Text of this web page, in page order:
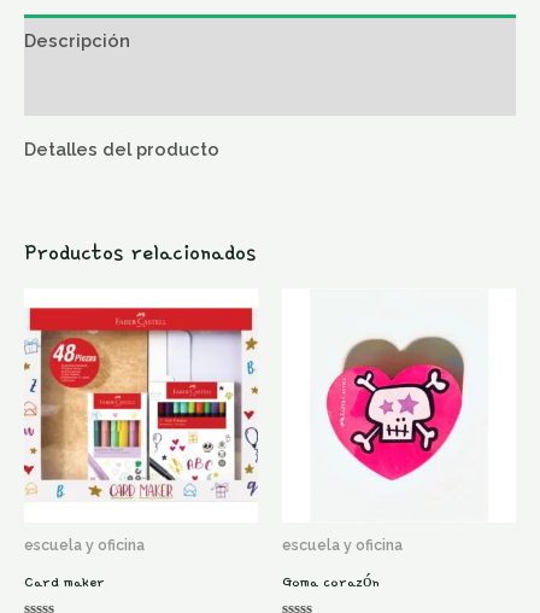
Descripción
Detalles del producto
Productos relacionados
escuela y oficina
Card maker
escuela y oficina
Goma corazón